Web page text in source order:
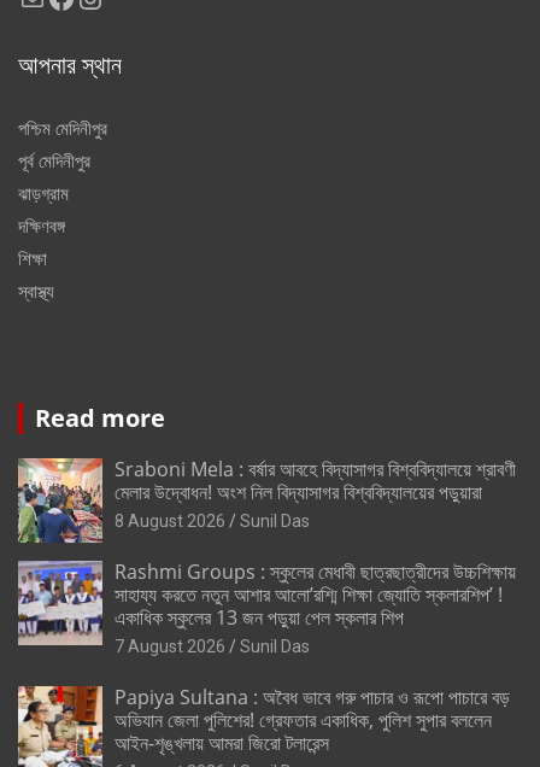
আপনার স্থান
পশ্চিম মেদিনীপুর
পূর্ব মেদিনীপুর
ঝাড়গ্রাম
দক্ষিণবঙ্গ
শিক্ষা
স্বাস্থ্য
Read more
Sraboni Mela : বর্ষার আবহে বিদ্যাসাগর বিশ্ববিদ্যালয়ে শ্রাবণী
মেলার উদ্বোধন! অংশ নিল বিদ্যাসাগর বিশ্ববিদ্যালয়ের পড়ুয়ারা
8 August 2026 Sunil Das
Rashmi Groups : স্কুলের মেধাবী ছাত্রছাত্রীদের উচ্চশিক্ষায়
সাহায্য করতে নতুন আশার আলো’রশ্মি শিক্ষা জ্যোতি স্কলারশিপ’ !
একাধিক স্কুলের 13 জন পড়ুয়া পেল স্কলার শিপ
7 August 2026 Sunil Das
Papiya Sultana : অবৈধ ভাবে গরু পাচার ও রূপো পাচারে বড়
অভিযান জেলা পুলিশের! গ্রেফতার একাধিক, পুলিশ সুপার বললেন
আইন-শৃঙ্খলায় আমরা জিরো টলারেন্স